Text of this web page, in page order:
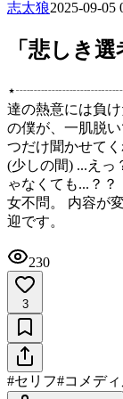
志太狼2025-09-05
「悲しき選
達の熱意には負
の僕が、一肌脱
つだけ聞かせて
(少しの間) ...えっ
ゃなくても
女不問。 内容が
迎です。
230
3
#セリフ#コメデ